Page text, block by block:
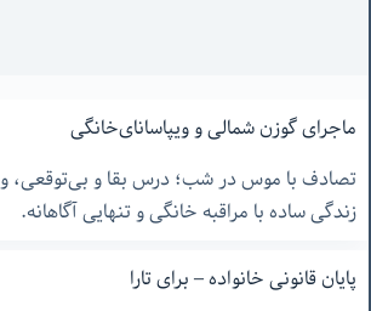
ماجرای گوزن شمالی و‌ ویپاسانای‌خانگی
تصادف با موس در شب؛ درس بقا و بی‌توقعی، و
زندگی ساده با مراقبه خانگی و تنهایی آگاهانه.
پایان قانونی خانواده – برای تارا